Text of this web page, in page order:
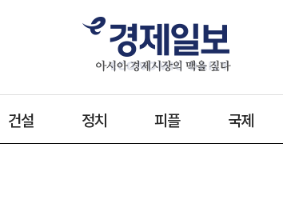
건설 정치 피플 국제